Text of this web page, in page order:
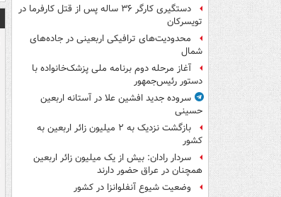
دستگیری کارگر ۳۶ ساله پس از قتل کارفرما در
تویسرکان
محدودیت‌های ترافیکی اربعینی در جاده‌های
شمال‌
آغاز مرحله دوم برنامه ملی پزشک‌خانواده با
دستور رئیس‌جمهور
سروده جدید افشین علا در آستانه اربعین
حسینی
بازگشت نزدیک به ۲ میلیون زائر اربعین به
کشور
سردار رادان: بیش از یک میلیون زائر اربعین
همچنان در عراق حضور دارند
وضعیت شیوع آنفلوانزا در کشور